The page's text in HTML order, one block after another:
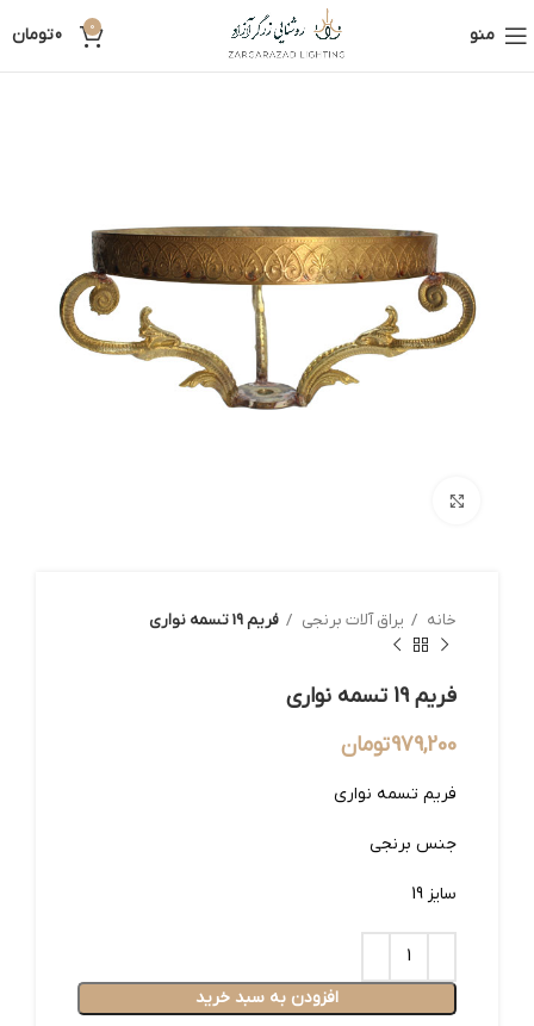
منو 0
0تومان
خانه یراق آلات برنجی فریم 19 تسمه نواری
فریم 19 تسمه نواری
979,200تومان
فریم تسمه نواری
جنس برنجی
سایز 19
افزودن به سبد خرید